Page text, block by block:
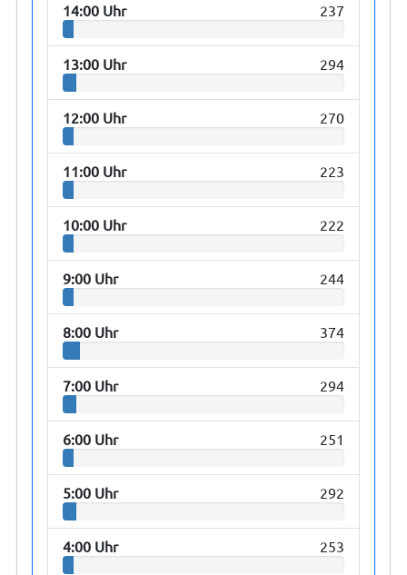
14:00 Uhr 237
13:00 Uhr 294
12:00 Uhr 270
11:00 Uhr 223
10:00 Uhr 222
9:00 Uhr 244
8:00 Uhr 374
7:00 Uhr 294
6:00 Uhr 251
5:00 Uhr 292
4:00 Uhr 253